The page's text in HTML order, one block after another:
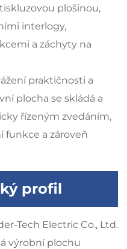
plošinou,
interlogy,
a záchyty na
praktičnosti a
plocha se skládá a
řízeným zvedáním,
funkce a zároveň
profil
Tech Electric Co., Ltd.
výrobní plochu